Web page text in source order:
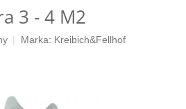
3 - 4 M2
Marka: Kreibich&Fellhof